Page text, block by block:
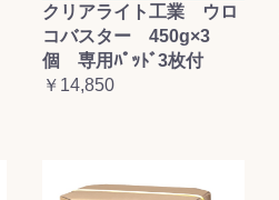
クリアライト工業 ウロ
コバスター 450g×3
個 専用ﾊﾟｯﾄﾞ3枚付
￥14,850